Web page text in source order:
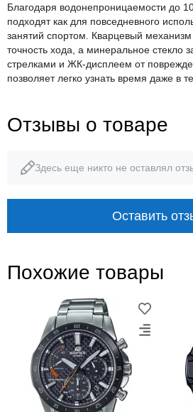
Благодаря водонепроницаемости до
подходят как для повседневного
занятий спортом. Кварцевый
точность хода, а минеральное стекло
стрелками и ЖК-дисплеем от
позволяет легко узнать время даже в
Отзывы о товаре
Здесь еще никто не оставлял
Оставить
Похожие товары